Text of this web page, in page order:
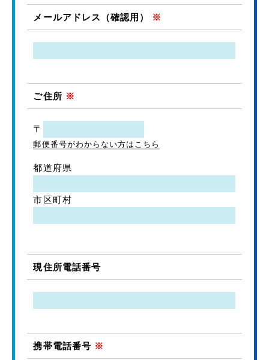
メールアドレス（確認用） ※
ご住所 ※
〒
郵便番号がわからない方はこちら
都道府県
市区町村
現住所電話番号
携帯電話番号 ※